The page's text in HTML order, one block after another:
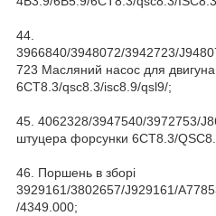
44.
3966840/3948072/3942723/
723 Масляний насос для
6CT8.3/qsc8.3/isc8.9/qsl9/;
45. 4062328/3947540/3972753/
штуцера форсунки 6CT8.3/
46. Поршень в зборі
3929161/3802657/J929161/
/4349.000;